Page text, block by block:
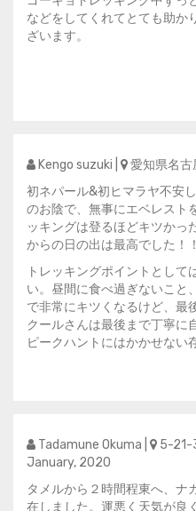
などをしてくれてとても助か
ざいます。
Kengo suzuki | 愛知県名古
初ネパール&初ヒマラヤ不安
のお陰で、無事にエベレスト
ッキングは登るほどキツかっ
からの日の出は最高でした！
トレッキングポイントとして
い。昼間に食べ過ぎないこと
で非常にキツくなるけど、最
クールさんは最後まで丁寧に
ピークハントにはかかせない
Tadamune Okuma | 5-21-
January, 2020
タメルから２時間程東へ、ナ
在しました。運悪く天気が良